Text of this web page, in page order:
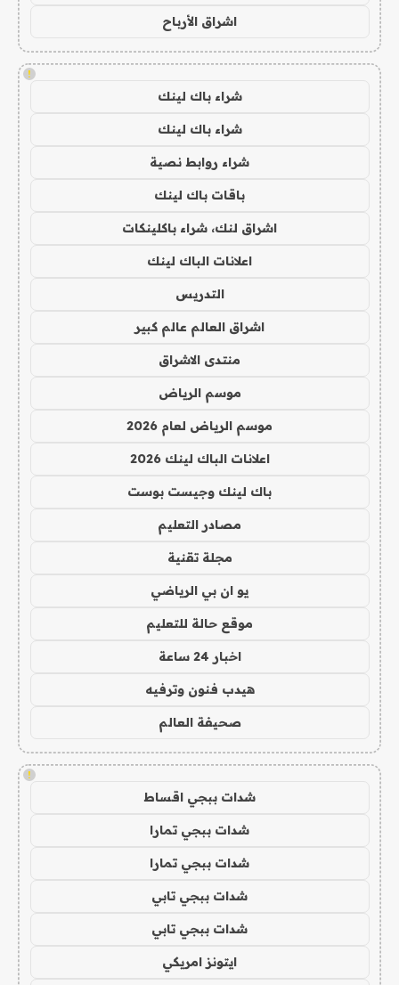
اشراق الأرباح
!
شراء باك لينك
شراء باك لينك
شراء روابط نصية
باقات باك لينك
اشراق لنك، شراء باكلينكات
اعلانات الباك لينك
التدريس
اشراق العالم عالم كبير
منتدى الاشراق
موسم الرياض
موسم الرياض لعام 2026
اعلانات الباك لينك 2026
باك لينك وجيست بوست
مصادر التعليم
مجلة تقنية
يو ان بي الرياضي
موقع حالة للتعليم
اخبار 24 ساعة
هيدب فنون وترفيه
صحيفة العالم
!
شدات ببجي اقساط
شدات ببجي تمارا
شدات ببجي تمارا
شدات ببجي تابي
شدات ببجي تابي
ايتونز امريكي